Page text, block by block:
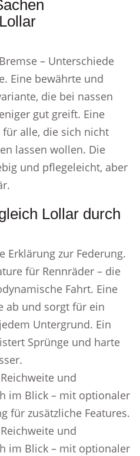
– Unterschiede
Eine bewährte und
die bei nassen
gut greift. Eine
alle, die sich nicht
lassen wollen. Die
und pflegeleicht, aber
Lollar durch
Erklärung zur Federung.
für Rennräder – die
Fahrt. Eine
ab und sorgt für ein
Untergrund. Ein
Sprünge und harte
und
im Blick – mit optionaler
für zusätzliche Features.
und
im Blick – mit optionaler